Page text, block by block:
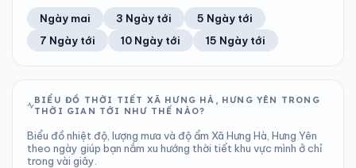
24°C 100%
Khả năng mưa
1.85 mm
Tổng cả ngày
999 hPa
Bình thường
8
Chỉ số UV
Tốt
Ước lượng
24°C
Ổn định
71%
Khả năng mưa
Trung bình ngày Tốc độ gió
TIA UV TẦM NHÌN
LƯỢNG MƯA
2.82 mm
Tổng cả ngày
ÁP SUẤT
998 hPa
Bình thường
Ngày mai 3 Ngày tới
5 Ngày tới
7 Ngày tới
10 Ngày tới 15 Ngày tới
BIỂU ĐỒ THỜI TIẾT XÃ HƯNG HÀ, HƯNG YÊN TRONG
THỜI GIAN TỚI NHƯ THẾ NÀO?
Biểu đồ nhiệt độ, lượng mưa và độ ẩm Xã Hưng Hà, Hưng Yên
theo ngày giúp bạn nắm xu hướng thời tiết khu vực mình ở chỉ
trong vài giây.